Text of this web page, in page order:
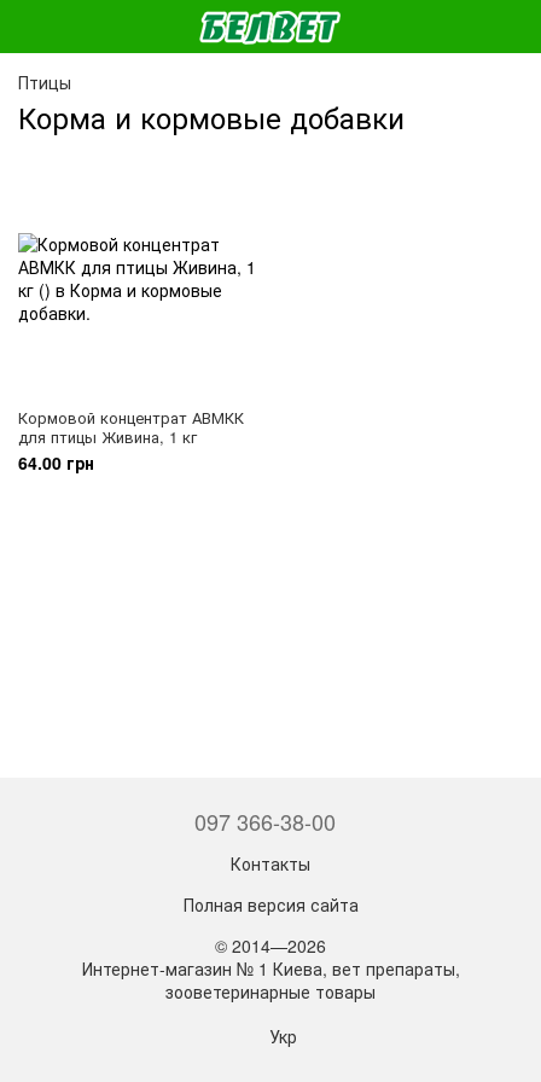
Птицы
Корма и кормовые добавки
Кормовой концентрат АВМКК
для птицы Живина, 1 кг
64.00 грн
097 366-38-00
Контакты
Полная версия сайта
© 2014—2026
Интернет-магазин № 1 Киева, вет препараты,
зооветеринарные товары
Укр